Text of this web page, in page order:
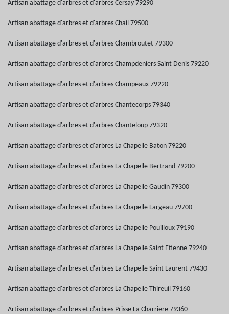
Artisan abattage d'arbres et d'arbres Cersay 79290
Artisan abattage d'arbres et d'arbres Chail 79500
Artisan abattage d'arbres et d'arbres Chambroutet 79300
Artisan abattage d'arbres et d'arbres Champdeniers Saint Denis 79220
Artisan abattage d'arbres et d'arbres Champeaux 79220
Artisan abattage d'arbres et d'arbres Chantecorps 79340
Artisan abattage d'arbres et d'arbres Chanteloup 79320
Artisan abattage d'arbres et d'arbres La Chapelle Baton 79220
Artisan abattage d'arbres et d'arbres La Chapelle Bertrand 79200
Artisan abattage d'arbres et d'arbres La Chapelle Gaudin 79300
Artisan abattage d'arbres et d'arbres La Chapelle Largeau 79700
Artisan abattage d'arbres et d'arbres La Chapelle Pouilloux 79190
Artisan abattage d'arbres et d'arbres La Chapelle Saint Etienne 79240
Artisan abattage d'arbres et d'arbres La Chapelle Saint Laurent 79430
Artisan abattage d'arbres et d'arbres La Chapelle Thireuil 79160
Artisan abattage d'arbres et d'arbres Prisse La Charriere 79360